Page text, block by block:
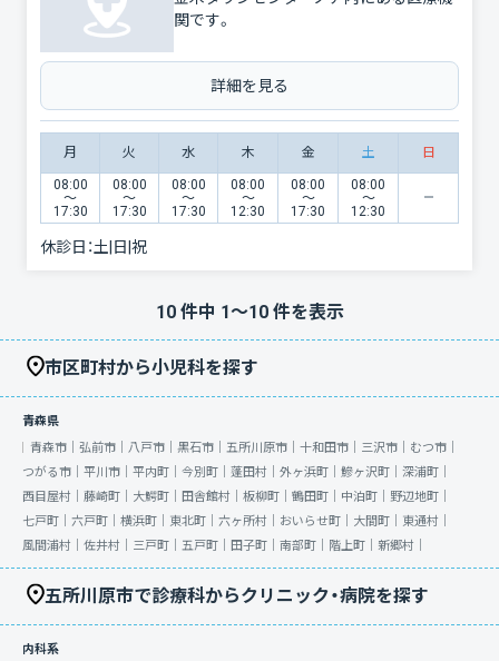
関です。
詳細を見る
月 火 水 木 金 土 日
08:00
〜
17:30
08:00
〜
17:30
08:00
〜
17:30
08:00
〜
12:30
08:00
〜
17:30
08:00
〜
12:30
休診日：土|日|祝
10件中 1〜10件を表示
市区町村から小児科を探す
青森県
青森市｜ 弘前市｜ 八戸市｜ 黒石市｜ 五所川原市｜ 十和田市｜ 三沢市｜ むつ市｜
つがる市｜ 平川市｜ 平内町｜ 今別町｜ 蓬田村｜ 外ヶ浜町｜ 鰺ヶ沢町｜ 深浦町｜
西目屋村｜ 藤崎町｜ 大鰐町｜ 田舎館村｜ 板柳町｜ 鶴田町｜ 中泊町｜ 野辺地町｜
七戸町｜ 六戸町｜ 横浜町｜ 東北町｜ 六ヶ所村｜ おいらせ町｜ 大間町｜ 東通村｜
風間浦村｜ 佐井村｜ 三戸町｜ 五戸町｜ 田子町｜ 南部町｜ 階上町｜ 新郷村｜
五所川原市で診療科からクリニック・病院を探す
内科系